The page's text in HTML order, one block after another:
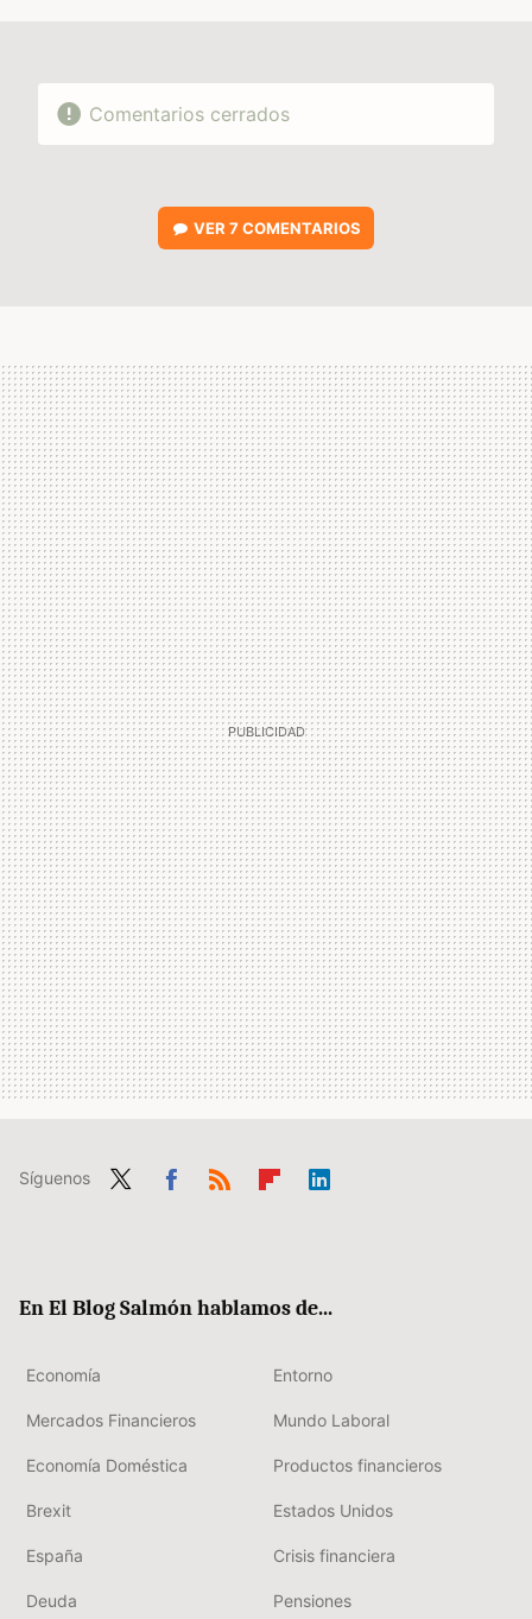
Comentarios cerrados
VER7 COMENTARIOS
Síguenos
En El Blog Salmón hablamos de...
Economía Entorno
Mercados Financieros Mundo Laboral
Economía Doméstica Productos financieros
Brexit Estados Unidos
España Crisis financiera
Deuda Pensiones